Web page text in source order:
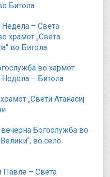
Битола
– Света
храмот „Света
во Битола
во хармот
– Битола
„Свети Атанасиј
Богослужба во
во село
Павле – Света